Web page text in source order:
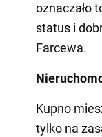
oznaczało
status i
Farcewa.
Kupno
tylko na